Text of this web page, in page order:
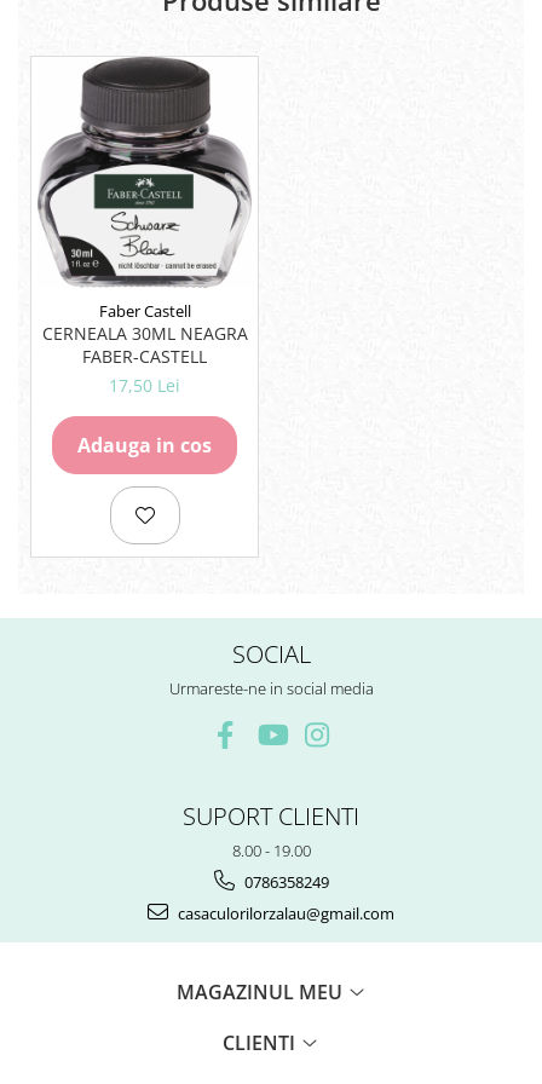
Cerneala Calimara, Patroane
Termosensibile
Table magnetice si de pluta
Faber Castell
CERNEALA 30ML NEAGRA
FABER-CASTELL
17,50 Lei
Adauga in cos
SOCIAL
Urmareste-ne in social media
SUPORT CLIENTI
8.00 - 19.00
0786358249
casaculorilorzalau@gmail.com
MAGAZINUL MEU
CLIENTI